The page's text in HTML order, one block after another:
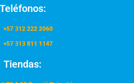
Teléfonos:
+57 312 222 2060
+57 313 811 1147
Tiendas: